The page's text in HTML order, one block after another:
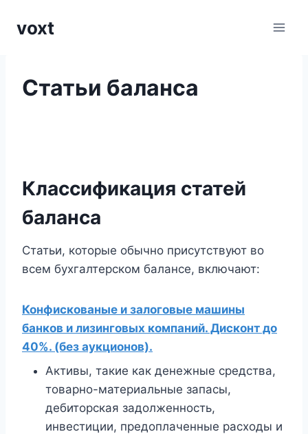
voxt
Статьи баланса
Классификация статей
баланса
Статьи, которые обычно присутствуют во
всем бухгалтерском балансе, включают:
Конфискованые и залоговые машины
банков и лизинговых компаний. Дисконт до
40%. (без аукционов).
Активы, такие как денежные средства,
товарно-материальные запасы,
дебиторская задолженность,
инвестиции, предоплаченные расходы и